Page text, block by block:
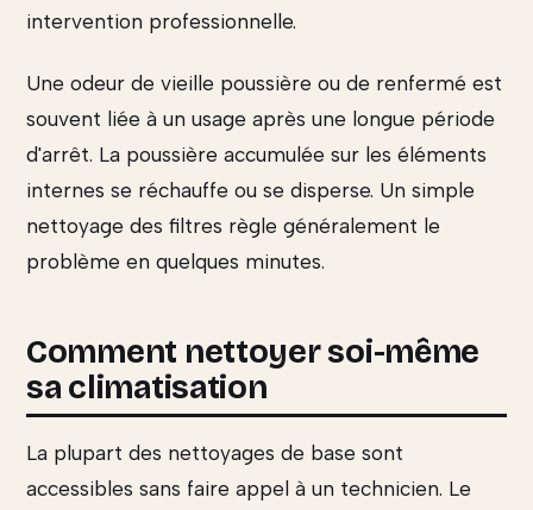
intervention professionnelle.
Une odeur de vieille poussière ou de renfermé est
souvent liée à un usage après une longue période
d'arrêt. La poussière accumulée sur les éléments
internes se réchauffe ou se disperse. Un simple
nettoyage des filtres règle généralement le
problème en quelques minutes.
Comment nettoyer soi-même
sa climatisation
La plupart des nettoyages de base sont
accessibles sans faire appel à un technicien. Le